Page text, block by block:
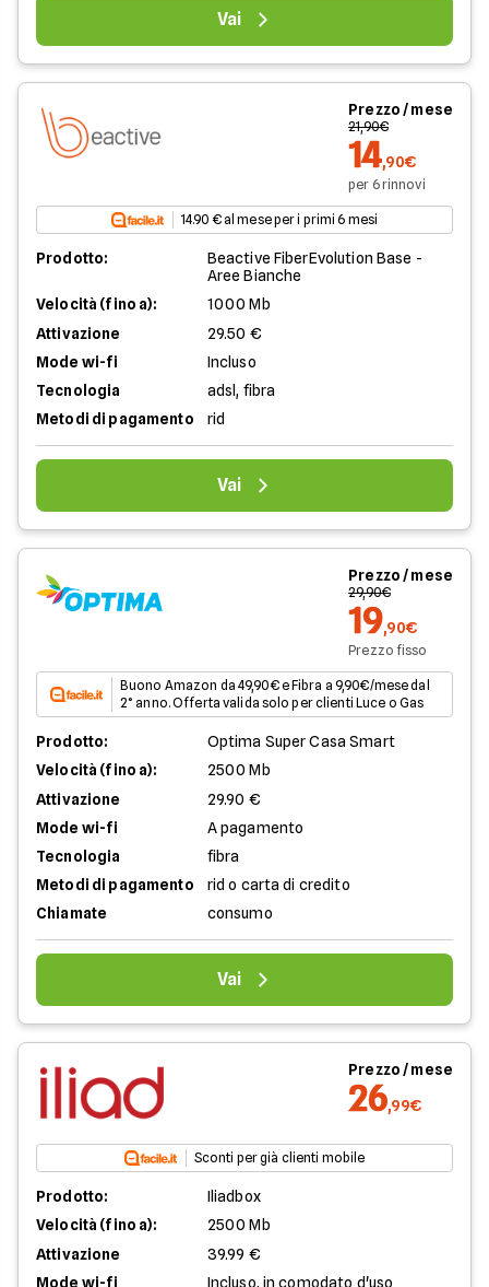
Vai
Prezzo / mese
21,90€
14,90€
per 6 rinnovi
14.90 € al mese per i primi 6 mesi
Prodotto:
Beactive FiberEvolution Base -
Aree Bianche
Velocità (fino a):
1000 Mb
Attivazione
29.50 €
Mode wi-fi
Incluso
Tecnologia
adsl, fibra
Metodi di pagamento
rid
Vai
Prezzo / mese
29,90€
19,90€
Prezzo fisso
Buono Amazon da 49,90€ e Fibra a 9,90€/mese dal
2° anno. Offerta valida solo per clienti Luce o Gas
Prodotto:
Optima Super Casa Smart
Velocità (fino a):
2500 Mb
Attivazione
29.90 €
Mode wi-fi
A pagamento
Tecnologia
fibra
Metodi di pagamento
rid o carta di credito
Chiamate
consumo
Vai
Prezzo / mese
26,99€
Sconti per già clienti mobile
Prodotto:
Iliadbox
Velocità (fino a):
2500 Mb
Attivazione
39.99 €
Mode wi-fi
Incluso, in comodato d'uso